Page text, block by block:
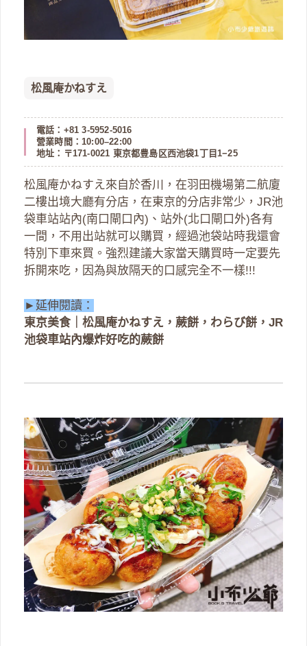
松風庵かねすえ
電話：+81 3-5952-5016
營業時間：10:00–22:00
地址：〒171-0021 東京都豊島区西池袋1丁目1−25
松風庵かねすえ來自於香川，在羽田機場第二航廈
二樓出境大廳有分店，在東京的分店非常少，JR池
袋車站站內(南口閘口內)、站外(北口閘口外)各有
一間，不用出站就可以購買，經過池袋站時我還會
特別下車來買。強烈建議大家當天購買時一定要先
拆開來吃，因為與放隔天的口感完全不一樣!!!
►延伸閱讀：
東京美食｜松風庵かねすえ，蕨餅，わらび餅，JR
池袋車站內爆炸好吃的蕨餅